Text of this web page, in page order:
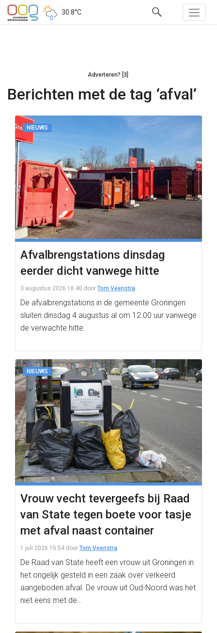
30.8°C
Adverteren? [3]
Berichten met de tag ‘afval’
NIEUWS
Afvalbrengstations dinsdag
eerder dicht vanwege hitte
3 augustus 2026 16:40 door Tom Veenstra
De afvalbrengstations in de gemeente Groningen
sluiten dinsdag 4 augustus al om 12.00 uur vanwege
de verwachte hitte.
NIEUWS
Vrouw vecht tevergeefs bij Raad
van State tegen boete voor tasje
met afval naast container
1 juli 2026 15:54 door Tom Veenstra
De Raad van State heeft een vrouw uit Groningen in
het ongelijk gesteld in een zaak over verkeerd
aangeboden afval. De vrouw uit Oud-Noord was het
niet eens met de…